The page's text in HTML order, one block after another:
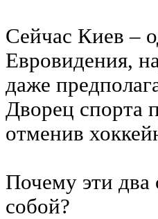
Сейчас Киев –
Евровидения,
даже
Дворец спорта
отменив
Почему эти
собой?